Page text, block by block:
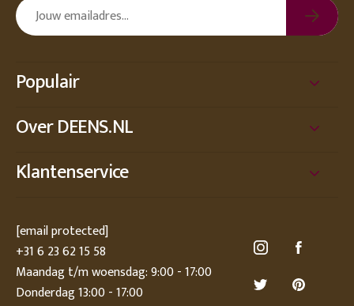
Populair
Over DEENS.NL
Klantenservice
[email protected]
+31 6 23 62 15 58
Maandag t/m woensdag: 9:00 - 17:00
Donderdag 13:00 - 17:00